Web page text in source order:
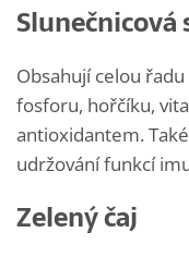
Slunečnicová
Obsahují celou
fosforu, hořčíku,
antioxidantem.
udržování funkcí
Zelený čaj